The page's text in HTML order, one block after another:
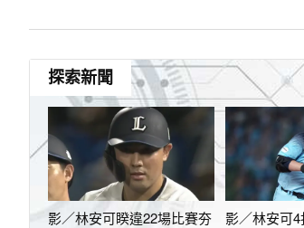
探索新聞
影／林安可睽違22場比賽夯
影／林安可